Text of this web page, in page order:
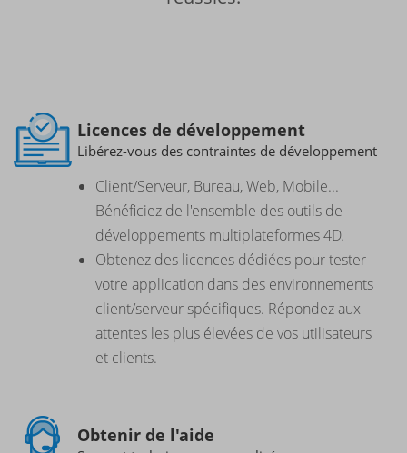
Licences de développement
Libérez-vous des contraintes de développement
Client/Serveur, Bureau, Web, Mobile...
Bénéficiez de l'ensemble des outils de
développements multiplateformes 4D.
Obtenez des licences dédiées pour tester
votre application dans des environnements
client/serveur spécifiques. Répondez aux
attentes les plus élevées de vos utilisateurs
et clients.
Obtenir de l'aide